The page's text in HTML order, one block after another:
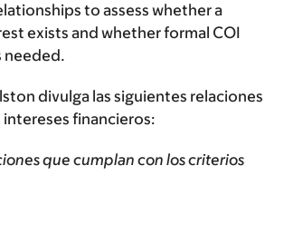
to assess whether a
exists and whether formal COI
needed.
divulga las siguientes relaciones
intereses financieros:
que cumplan con los criterios